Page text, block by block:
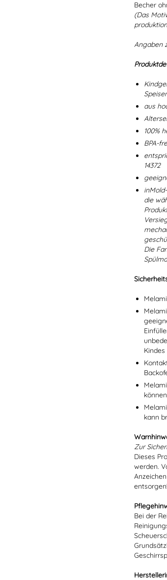
Becher
(Das
Angaben
aus
100%
BPA-
14372
die
Die
kann
Zur
Dieses
werden.
entsorgen!
Bei der